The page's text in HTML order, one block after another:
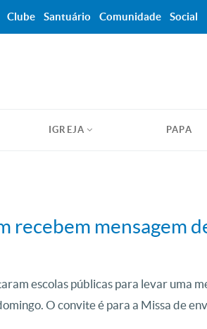
IGREJA PAPA
recebem mensagem
escolas públicas para levar uma
O convite é para a Missa de
Clube Santuário Comunidade Social